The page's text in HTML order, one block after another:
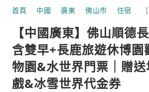
首頁 中國 廣東 佛山市 住宿
【中國廣東】佛山順德
含雙早+長鹿旅遊休博園
物園&水世界門票｜贈
戲&冰雪世界代金券